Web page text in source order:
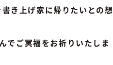
き上げ家に帰りたいとの想
ご冥福をお祈りいたしま